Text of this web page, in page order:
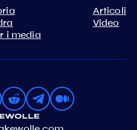
i media
Articoli
Video